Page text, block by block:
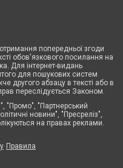
попередньої згоди
обов'язкового посилання на
Для інтернет-видань
для пошукових систем
другого абзацу в тексті або в
переслідується Законом.
"Промо", "Партнерський
новини", "Пресреліз",
на правах реклами.
Правила